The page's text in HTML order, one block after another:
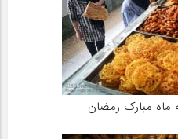
ماه مبارک رمضان